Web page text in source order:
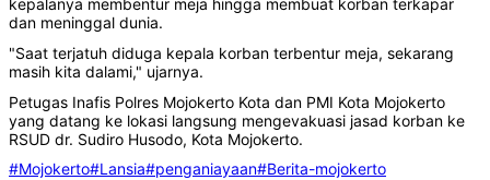
kepalanya membentur meja hingga membuat korban terkapar
dan meninggal dunia.
"Saat terjatuh diduga kepala korban terbentur meja, sekarang
masih kita dalami," ujarnya.
Petugas Inafis Polres Mojokerto Kota dan PMI Kota Mojokerto
yang datang ke lokasi langsung mengevakuasi jasad korban ke
RSUD dr. Sudiro Husodo, Kota Mojokerto.
#Mojokerto#Lansia#penganiayaan#Berita-mojokerto